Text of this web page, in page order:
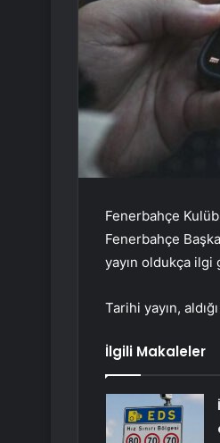
Fenerbahçe
Fenerbahçe
yayın oldukça ilgi
Tarihi yayın,
İlgili Makaleler